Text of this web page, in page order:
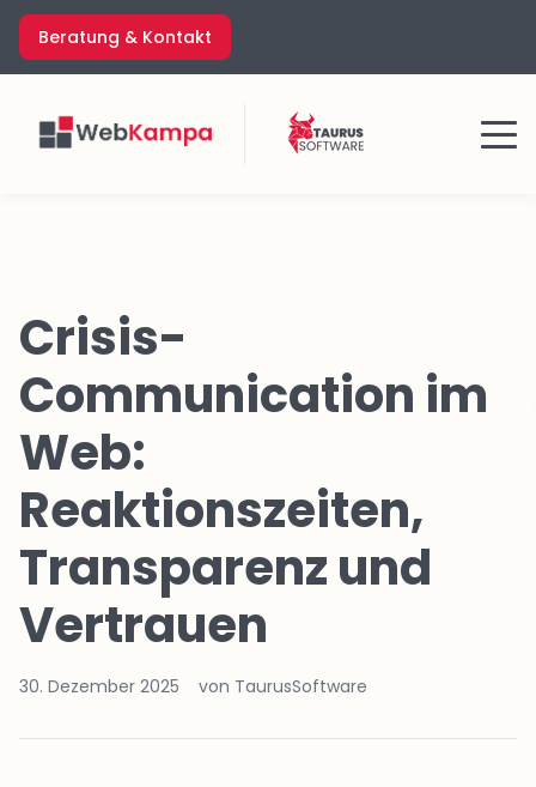
Zum
Inhalt
springen
Beratung & Kontakt
Menü
Crisis-
Communication im
Web:
Reaktionszeiten,
Transparenz und
Vertrauen
30. Dezember 2025 von TaurusSoftware